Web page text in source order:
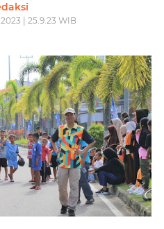
| 25.9.23 WIB